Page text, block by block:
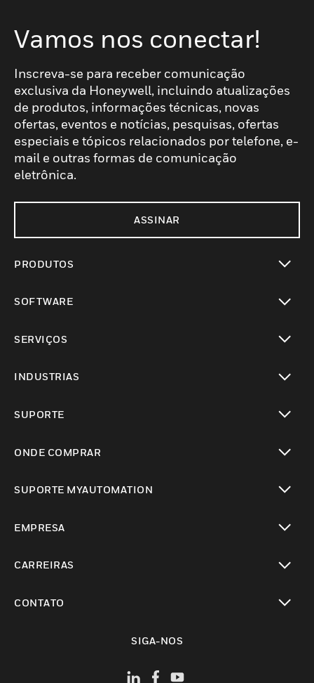
Vamos nos conectar!
Inscreva-se para receber comunicação
exclusiva da Honeywell, incluindo atualizações
de produtos, informações técnicas, novas
ofertas, eventos e notícias, pesquisas, ofertas
especiais e tópicos relacionados por telefone, e-
mail e outras formas de comunicação
eletrônica.
ASSINAR
PRODUTOS
SOFTWARE
SERVIÇOS
INDUSTRIAS
SUPORTE
ONDE COMPRAR
SUPORTE MYAUTOMATION
EMPRESA
CARREIRAS
CONTATO
SIGA-NOS